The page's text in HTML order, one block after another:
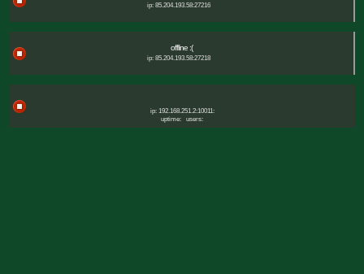
ip: 85.204.193.58:27216
offline :(
ip: 85.204.193.58:27218
ip: 192.168.251.2:10011:
uptime:
users: